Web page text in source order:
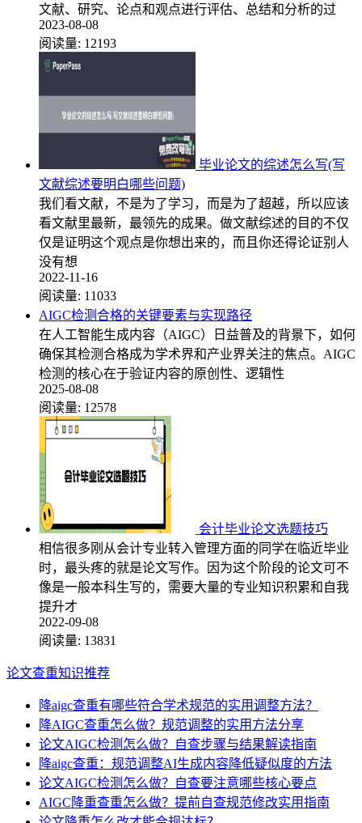
文献、研究、论点和观点进行评估、总结和分析的过
2023-08-08
阅读量: 12193
毕业论文的综述怎么写(写
文献综述要明白哪些问题)
我们看文献，不是为了学习，而是为了超越，所以应该
看文献里最新，最领先的成果。做文献综述的目的不仅
仅是证明这个观点是你想出来的，而且你还得论证别人
没有想
2022-11-16
阅读量: 11033
AIGC检测合格的关键要素与实现路径
在人工智能生成内容（AIGC）日益普及的背景下，如何
确保其检测合格成为学术界和产业界关注的焦点。AIGC
检测的核心在于验证内容的原创性、逻辑性
2025-08-08
阅读量: 12578
会计毕业论文选题技巧
相信很多刚从会计专业转入管理方面的同学在临近毕业
时，最头疼的就是论文写作。因为这个阶段的论文可不
像是一般本科生写的，需要大量的专业知识积累和自我
提升才
2022-09-08
阅读量: 13831
论文查重知识推荐
降aigc查重有哪些符合学术规范的实用调整方法？
降AIGC查重怎么做？规范调整的实用方法分享
论文AIGC检测怎么做？自查步骤与结果解读指南
降aigc查重：规范调整AI生成内容降低疑似度的方法
论文AIGC检测怎么做？自查要注意哪些核心要点
AIGC降重查重怎么做？提前自查规范修改实用指南